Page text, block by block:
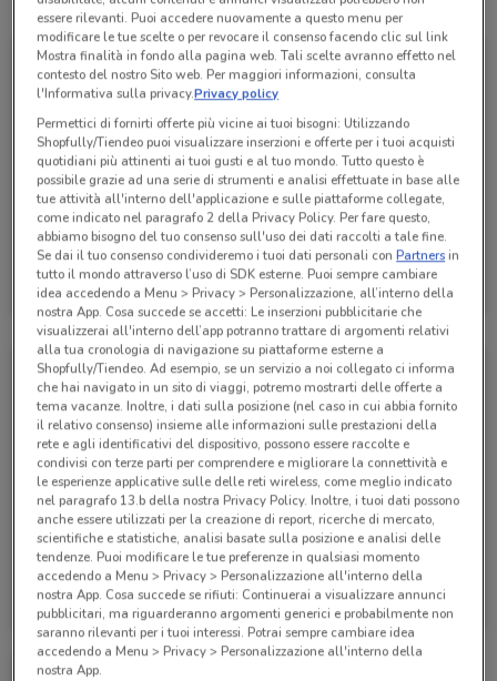
WindTre
Scade il 25/09 528 m
WindTre
Scade il 20/09 528 m
-3 GIORNI
WindTre
Scade lunedì 528 m
essere rilevanti. Puoi accedere nuovamente a questo menu per
modificare le tue scelte o per revocare il consenso facendo clic sul link
Mostra finalità in fondo alla pagina web. Tali scelte avranno effetto nel
contesto del nostro Sito web. Per maggiori informazioni, consulta
l'Informativa sulla privacy.Privacy policy
Permettici di fornirti offerte più vicine ai tuoi bisogni: Utilizzando
Shopfully/Tiendeo puoi visualizzare inserzioni e offerte per i tuoi acquisti
quotidiani più attinenti ai tuoi gusti e al tuo mondo. Tutto questo è
possibile grazie ad una serie di strumenti e analisi effettuate in base alle
tue attività all'interno dell'applicazione e sulle piattaforme collegate,
come indicato nel paragrafo 2 della Privacy Policy. Per fare questo,
abbiamo bisogno del tuo consenso sull'uso dei dati raccolti a tale fine.
Se dai il tuo consenso condivideremo i tuoi dati personali conPartnersin
tutto il mondo attraverso l’uso di SDK esterne. Puoi sempre cambiare
idea accedendo a Menu > Privacy > Personalizzazione, all’interno della
nostra App. Cosa succede se accetti: Le inserzioni pubblicitarie che
visualizzerai all'interno dell’app potranno trattare di argomenti relativi
alla tua cronologia di navigazione su piattaforme esterne a
Shopfully/Tiendeo. Ad esempio, se un servizio a noi collegato ci informa
che hai navigato in un sito di viaggi, potremo mostrarti delle offerte a
tema vacanze. Inoltre, i dati sulla posizione (nel caso in cui abbia fornito
il relativo consenso) insieme alle informazioni sulle prestazioni della
rete e agli identificativi del dispositivo, possono essere raccolte e
condivisi con terze parti per comprendere e migliorare la connettività e
le esperienze applicative sulle delle reti wireless, come meglio indicato
nel paragrafo 13.b della nostra Privacy Policy. Inoltre, i tuoi dati possono
anche essere utilizzati per la creazione di report, ricerche di mercato,
scientifiche e statistiche, analisi basate sulla posizione e analisi delle
tendenze. Puoi modificare le tue preferenze in qualsiasi momento
accedendo a Menu > Privacy > Personalizzazione all'interno della
nostra App. Cosa succede se rifiuti: Continuerai a visualizzare annunci
pubblicitari, ma riguarderanno argomenti generici e probabilmente non
saranno rilevanti per i tuoi interessi. Potrai sempre cambiare idea
accedendo a Menu > Privacy > Personalizzazione all'interno della
nostra App.